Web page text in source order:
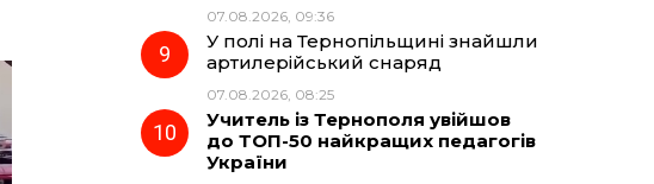
07.08.2026, 09:36
У полі на Тернопільщині знайшли
артилерійський снаряд
07.08.2026, 08:25
Учитель із Тернополя увійшов
до ТОП-50 найкращих педагогів
України